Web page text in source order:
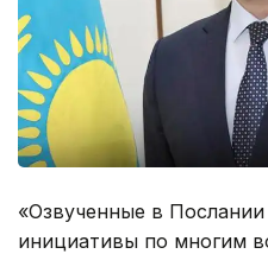
«Озвученные в
инициативы по многим